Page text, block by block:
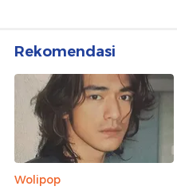
Rekomendasi
Wolipop